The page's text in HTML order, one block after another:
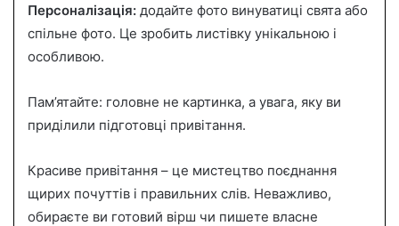
Персоналізація: додайте фото винуватиці свята або
спільне фото. Це зробить листівку унікальною і
особливою.
Пам’ятайте: головне не картинка, а увага, яку ви
приділили підготовці привітання.
Красиве привітання – це мистецтво поєднання
щирих почуттів і правильних слів. Неважливо,
обираєте ви готовий вірш чи пишете власне